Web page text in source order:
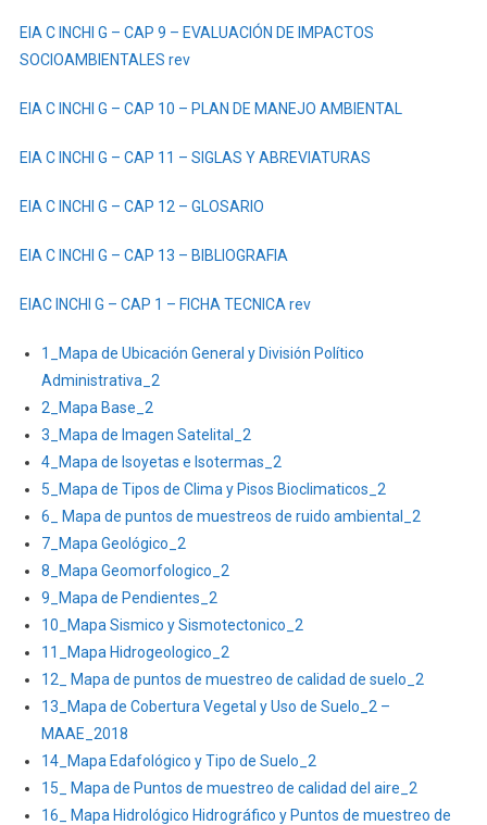
COMPLEMENTARIO
ESTUDIO
DE
PARA
FASE
PRODUCCIÓN
DEL
ÁREA
DENOMINADA
INTRACAMPOS
EN
EL
BLOQUE
PBHI
APROBADO
MINISTERIAL
NO.232
DEL
EIA C INCHI G – CAP 9 – EVALUACIÓN DE IMPACTOS
SOCIOAMBIENTALES rev
EIA C INCHI G – CAP 10 – PLAN DE MANEJO AMBIENTAL
EIA C INCHI G – CAP 11 – SIGLAS Y ABREVIATURAS
EIA C INCHI G – CAP 12 – GLOSARIO
EIA C INCHI G – CAP 13 – BIBLIOGRAFIA
EIAC INCHI G – CAP 1 – FICHA TECNICA rev
1_Mapa de Ubicación General y División Político
Administrativa_2
2_Mapa Base_2
3_Mapa de Imagen Satelital_2
4_Mapa de Isoyetas e Isotermas_2
5_Mapa de Tipos de Clima y Pisos Bioclimaticos_2
6_ Mapa de puntos de muestreos de ruido ambiental_2
7_Mapa Geológico_2
8_Mapa Geomorfologico_2
9_Mapa de Pendientes_2
10_Mapa Sismico y Sismotectonico_2
11_Mapa Hidrogeologico_2
12_ Mapa de puntos de muestreo de calidad de suelo_2
13_Mapa de Cobertura Vegetal y Uso de Suelo_2 –
MAAE_2018
14_Mapa Edafológico y Tipo de Suelo_2
15_ Mapa de Puntos de muestreo de calidad del aire_2
16_ Mapa Hidrológico Hidrográfico y Puntos de muestreo de